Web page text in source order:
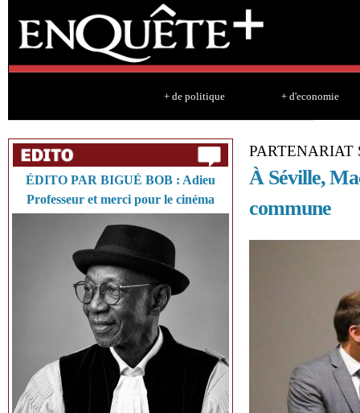
+ de politique + d'economie
ÉDITO PAR BIGUÉ BOB : Adieu
Professeur et merci pour le cinéma
À Séville,
commune